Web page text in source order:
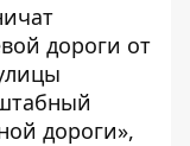
дороги от
дороги»,